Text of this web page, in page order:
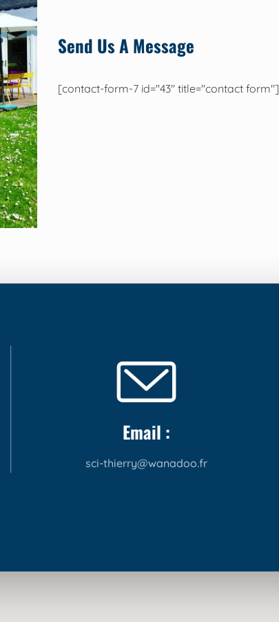
Send Us A Message
[contact-form-7 id="43" title="contact form"]
Email :
sci-thierry@wanadoo.fr